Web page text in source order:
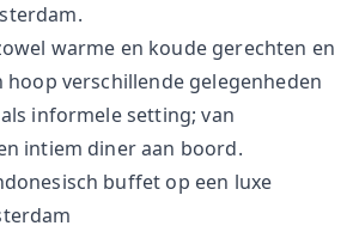
warme en koude gerechten en
hoop verschillende gelegenheden
informele setting; van
intiem diner aan boord.
buffet op een luxe